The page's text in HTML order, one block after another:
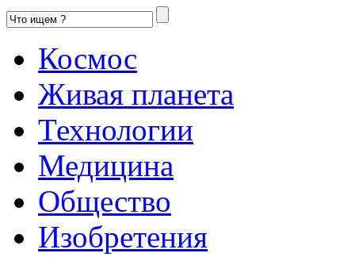
Космос
Живая планета
Технологии
Медицина
Общество
Изобретения